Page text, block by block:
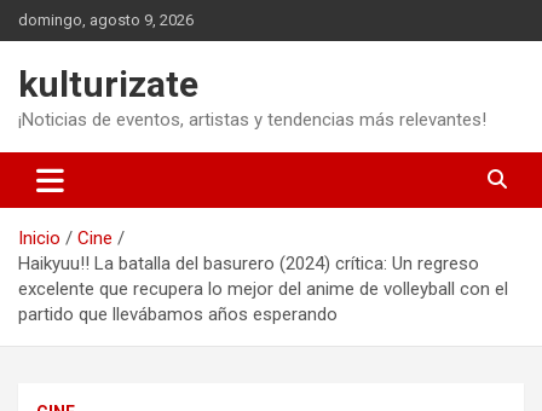
Saltar
al
domingo, agosto 9, 2026
kulturizate
¡Noticias de eventos, artistas y tendencias más relevantes!
Inicio
Cine
Haikyuu!! La batalla del basurero (2024) crítica: Un regreso
excelente que recupera lo mejor del anime de volleyball con el
partido que llevábamos años esperando